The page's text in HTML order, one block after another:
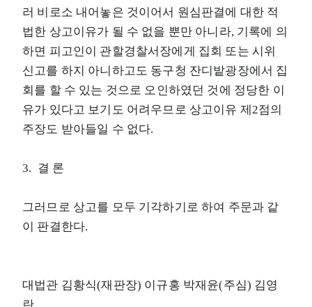
러 비로소 내어놓은 것이어서 원심판결에 대한 적
법한 상고이유가 될 수 없을 뿐만 아니라, 기록에 의
하면 피고인이 관할경찰서장에게 집회 또는 시위
신고를 하지 아니하고도 동구청 잔디밭광장에서 집
회를 할 수 있는 것으로 오인하였던 것에 정당한 이
유가 있다고 보기도 어려우므로 상고이유 제2점의
주장도 받아들일 수 없다.
3. 결 론
그러므로 상고를 모두 기각하기로 하여 주문과 같
이 판결한다.
대법관 김황식(재판장) 이규홍 박재윤(주심) 김영
란